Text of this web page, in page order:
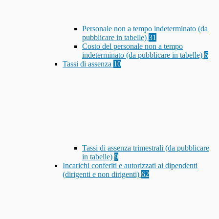
Personale non a tempo indeterminato (da
pubblicare in tabelle) 31
Costo del personale non a tempo
indeterminato (da pubblicare in tabelle) 6
Tassi di assenza 10
Tassi di assenza trimestrali (da pubblicare
in tabelle) 9
Incarichi conferiti e autorizzati ai dipendenti
(dirigenti e non dirigenti) 62